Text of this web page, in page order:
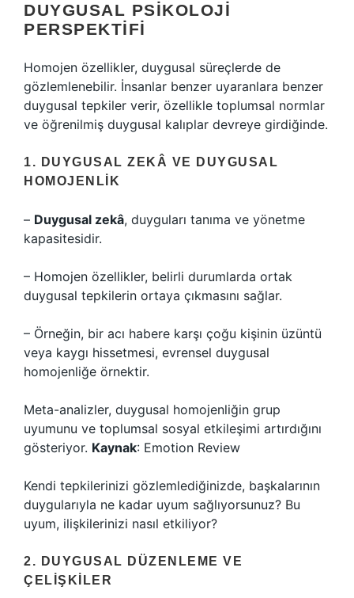
DUYGUSAL PSIKOLOJI
PERSPEKTIFI
Homojen özellikler, duygusal süreçlerde de
gözlemlenebilir. İnsanlar benzer uyaranlara benzer
duygusal tepkiler verir, özellikle toplumsal normlar
ve öğrenilmiş duygusal kalıplar devreye girdiğinde.
1. DUYGUSAL ZEKÂ VE DUYGUSAL
HOMOJENLIK
– Duygusal zekâ, duyguları tanıma ve yönetme
kapasitesidir.
– Homojen özellikler, belirli durumlarda ortak
duygusal tepkilerin ortaya çıkmasını sağlar.
– Örneğin, bir acı habere karşı çoğu kişinin üzüntü
veya kaygı hissetmesi, evrensel duygusal
homojenliğe örnektir.
Meta-analizler, duygusal homojenliğin grup
uyumunu ve toplumsal sosyal etkileşimi artırdığını
gösteriyor. Kaynak: Emotion Review
Kendi tepkilerinizi gözlemlediğinizde, başkalarının
duygularıyla ne kadar uyum sağlıyorsunuz? Bu
uyum, ilişkilerinizi nasıl etkiliyor?
2. DUYGUSAL DÜZENLEME VE
ÇELIŞKILER